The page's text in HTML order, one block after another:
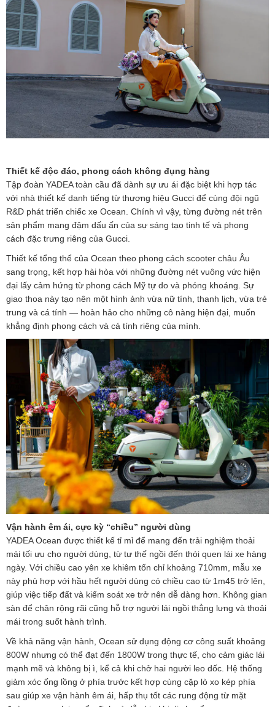
Thiết kế độc đáo, phong cách không đụng hàng
Tập đoàn YADEA toàn cầu đã dành sự ưu ái đặc biệt khi hợp tác
với nhà thiết kế danh tiếng từ thương hiệu Gucci để cùng đội ngũ
R&D phát triển chiếc xe Ocean. Chính vì vậy, từng đường nét trên
sản phẩm mang đậm dấu ấn của sự sáng tạo tinh tế và phong
cách đặc trưng riêng của Gucci.
Thiết kế tổng thể của Ocean theo phong cách scooter châu Âu
sang trọng, kết hợp hài hòa với những đường nét vuông vức hiện
đại lấy cảm hứng từ phong cách Mỹ tự do và phóng khoáng. Sự
giao thoa này tạo nên một hình ảnh vừa nữ tính, thanh lịch, vừa trẻ
trung và cá tính — hoàn hảo cho những cô nàng hiện đại, muốn
khẳng định phong cách và cá tính riêng của mình.
Vận hành êm ái, cực kỳ “chiều” người dùng
YADEA Ocean được thiết kế tỉ mỉ để mang đến trải nghiệm thoải
mái tối ưu cho người dùng, từ tư thế ngồi đến thói quen lái xe hàng
ngày. Với chiều cao yên xe khiêm tốn chỉ khoảng 710mm, mẫu xe
này phù hợp với hầu hết người dùng có chiều cao từ 1m45 trở lên,
giúp việc tiếp đất và kiểm soát xe trở nên dễ dàng hơn. Không gian
sàn để chân rộng rãi cũng hỗ trợ người lái ngồi thẳng lưng và thoải
mái trong suốt hành trình.
Về khả năng vận hành, Ocean sử dụng động cơ công suất khoảng
800W nhưng có thể đạt đến 1800W trong thực tế, cho cảm giác lái
mạnh mẽ và không bị ì, kể cả khi chở hai người leo dốc. Hệ thống
giảm xóc ống lồng ở phía trước kết hợp cùng cặp lò xo kép phía
sau giúp xe vận hành êm ái, hấp thụ tốt các rung động từ mặt